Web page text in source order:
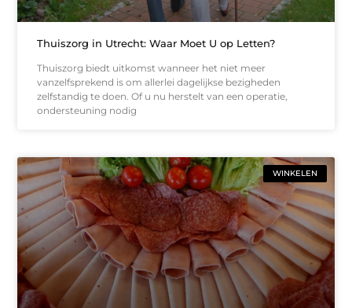
Thuiszorg in Utrecht: Waar Moet U op Letten?
Thuiszorg biedt uitkomst wanneer het niet meer
vanzelfsprekend is om allerlei dagelijkse bezigheden
zelfstandig te doen. Of u nu herstelt van een operatie,
ondersteuning nodig
WINKELEN